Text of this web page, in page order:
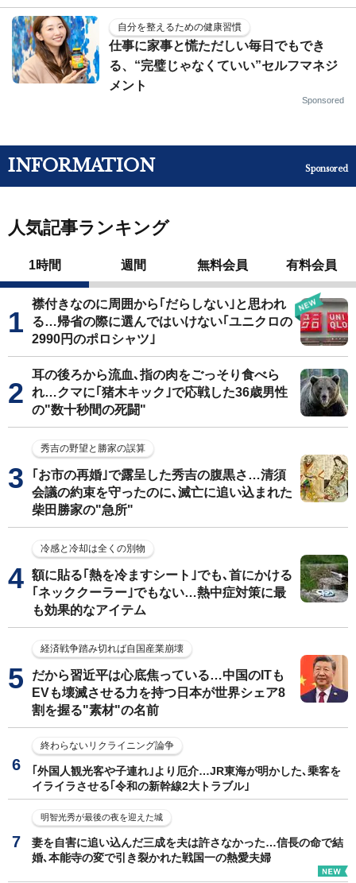
自分を整えるための健康習慣
仕事に家事と慌ただしい毎日でもでき
る、“完璧じゃなくていい”セルフマネジ
メント
Sponsored
INFORMATION Sponsored
人気記事ランキング
1時間 週間 無料会員 有料会員
襟付きなのに周囲から｢だらしない｣と思われ
る…帰省の際に選んではいけない｢ユニクロの
2990円のポロシャツ｣
耳の後ろから流血､指の肉をごっそり食べら
れ…クマに｢猪木キック｣で応戦した36歳男性
の"数十秒間の死闘"
秀吉の野望と勝家の誤算
｢お市の再婚｣で露呈した秀吉の腹黒さ…清須
会議の約束を守ったのに､滅亡に追い込まれた
柴田勝家の"急所"
冷感と冷却は全くの別物
額に貼る｢熱を冷ますシート｣でも､首にかける
｢ネッククーラー｣でもない…熱中症対策に最
も効果的なアイテム
経済戦争踏み切れば自国産業崩壊
だから習近平は心底焦っている…中国のITも
EVも壊滅させる力を持つ日本が世界シェア8
割を握る"素材"の名前
終わらないリクライニング論争
｢外国人観光客や子連れ｣より厄介…JR東海が明かした､乗客を
イライラさせる｢令和の新幹線2大トラブル｣
明智光秀が最後の夜を迎えた城
妻を自害に追い込んだ三成を夫は許さなかった…信長の命で結
婚､本能寺の変で引き裂かれた戦国一の熱愛夫婦